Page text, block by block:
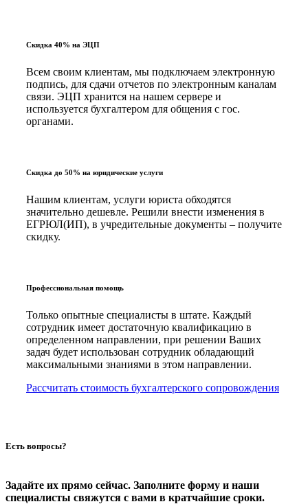
Скидка 40% на ЭЦП
Всем своим клиентам, мы подключаем электронную
подпись, для сдачи отчетов по электронным каналам
связи. ЭЦП хранится на нашем сервере и
используется бухгалтером для общения с гос.
органами.
Скидка до 50% на юридические услуги
Нашим клиентам, услуги юриста обходятся
значительно дешевле. Решили внести изменения в
ЕГРЮЛ(ИП), в учредительные документы – получите
скидку.
Профессиональная помощь
Только опытные специалисты в штате. Каждый
сотрудник имеет достаточную квалификацию в
определенном направлении, при решении Ваших
задач будет использован сотрудник обладающий
максимальными знаниями в этом направлении.
Рассчитать стоимость бухгалтерского сопровождения
Есть вопросы?
Задайте их прямо сейчас. Заполните форму и наши
специалисты свяжутся с вами в кратчайшие сроки.